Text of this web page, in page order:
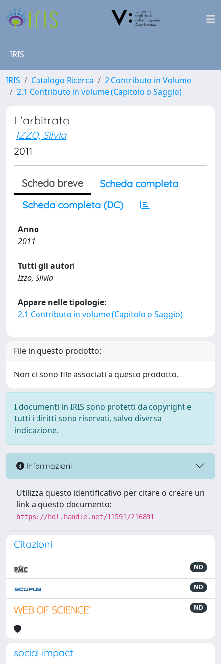
IRIS
IRIS Catalogo Ricerca
2 Contributo in Volume
2.1 Contributo in volume (Capitolo o Saggio)
L'arbitrato
IZZO, Silvia
2011
Scheda breve
Scheda completa
Scheda completa (DC)
Anno
2011
Tutti gli autori
Izzo, Silvia
Appare nelle tipologie:
2.1 Contributo in volume (Capitolo o Saggio)
File in questo prodotto:
Non ci sono file associati a questo prodotto.
I documenti in IRIS sono protetti da copyright e
tutti i diritti sono riservati, salvo diversa
indicazione.
Informazioni
Utilizza questo identificativo per citare o creare un
link a questo documento:
https://hdl.handle.net/11591/216891
Citazioni
ND
ND
ND
social impact